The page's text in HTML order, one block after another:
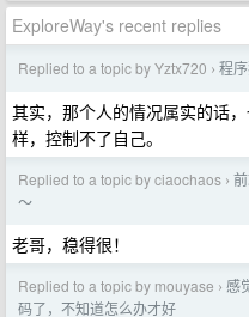
ExploreWay's recent replies
Replied to a topic by Yztx720 › 程
其实，那个人的情况属实的话
样，控制不了自己。
Replied to a topic by ciaochaos ›
～
老哥，稳得很！
Replied to a topic by mouyase › 感
码了，不知道怎么办才好